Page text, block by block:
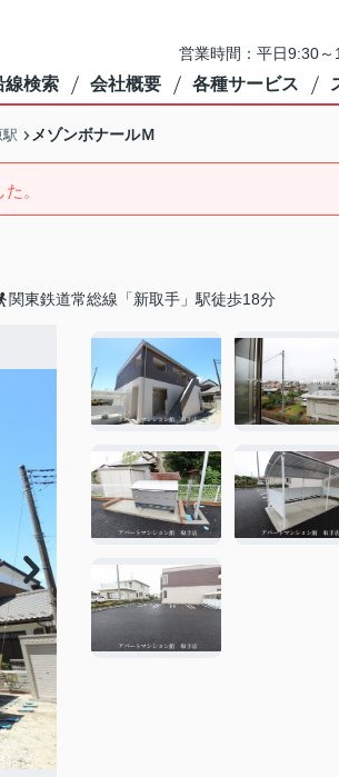
営業時間：平日9:30
線検索 会社概要 各種サービス
駅 メゾンボナールＭ
。
関東鉄道常総線「新取手」駅徒歩18分